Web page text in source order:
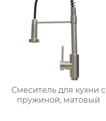
Смеситель для кухни с
пружиной, матовый